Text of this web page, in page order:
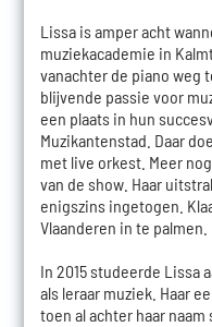
Lissa is amper acht
muziekacademie in
vanachter de piano weg
blijvende passie voor
een plaats in hun
Muzikantenstad. Daar
met live orkest. Meer
van de show. Haar
enigszins ingetogen.
Vlaanderen in te palmen.
In 2015 studeerde Lissa
als leraar muziek. Haar
toen al achter haar naam